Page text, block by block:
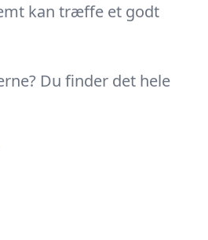
kan træffe et godt
Du finder det hele